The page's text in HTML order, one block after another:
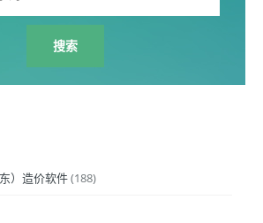
）造价软件(188)